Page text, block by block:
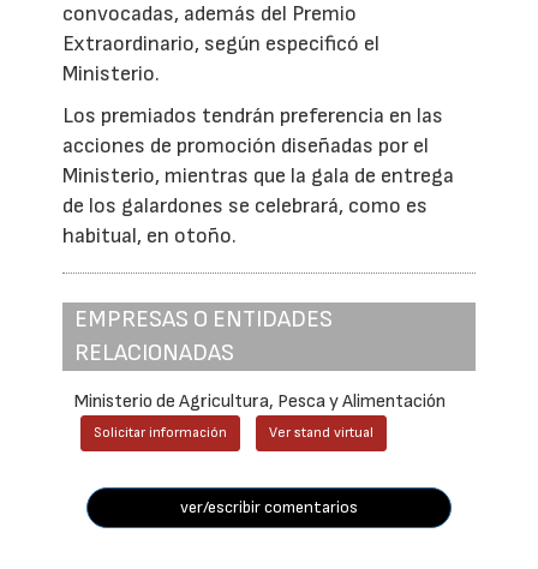
convocadas, además del Premio
Extraordinario, según especificó el
Ministerio.
Los premiados tendrán preferencia en las
acciones de promoción diseñadas por el
Ministerio, mientras que la gala de entrega
de los galardones se celebrará, como es
habitual, en otoño.
EMPRESAS O ENTIDADES
RELACIONADAS
Ministerio de Agricultura, Pesca y Alimentación
Solicitar información Ver stand virtual
ver/escribir comentarios